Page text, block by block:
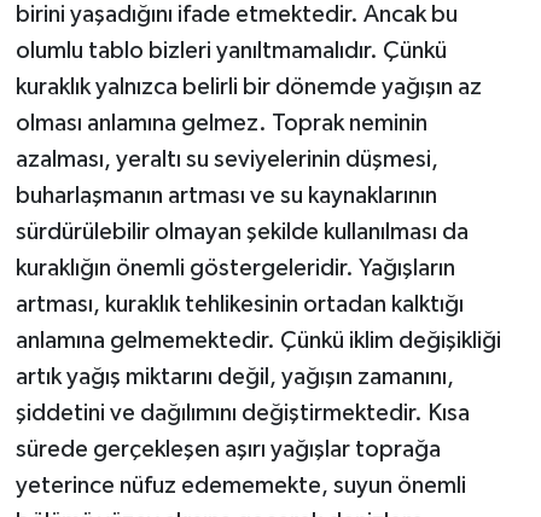
birini yaşadığını ifade etmektedir. Ancak bu
olumlu tablo bizleri yanıltmamalıdır. Çünkü
kuraklık yalnızca belirli bir dönemde yağışın az
olması anlamına gelmez. Toprak neminin
azalması, yeraltı su seviyelerinin düşmesi,
buharlaşmanın artması ve su kaynaklarının
sürdürülebilir olmayan şekilde kullanılması da
kuraklığın önemli göstergeleridir. Yağışların
artması, kuraklık tehlikesinin ortadan kalktığı
anlamına gelmemektedir. Çünkü iklim değişikliği
artık yağış miktarını değil, yağışın zamanını,
şiddetini ve dağılımını değiştirmektedir. Kısa
sürede gerçekleşen aşırı yağışlar toprağa
yeterince nüfuz edememekte, suyun önemli